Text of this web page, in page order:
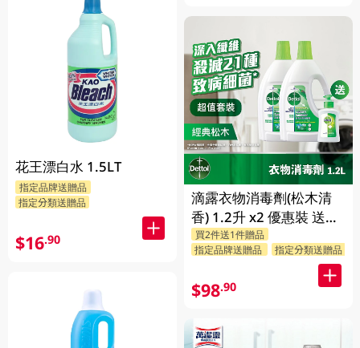
花王漂白水 1.5LT
指定品牌送贈品
指定分類送贈品
$16.90
滴露衣物消毒劑(松木清
香) 1.2升 x2 優惠裝 送贈
品 (贈品隨機發送)
買2件送1件贈品
指定品牌送贈品
指定分類送贈品
$98.90